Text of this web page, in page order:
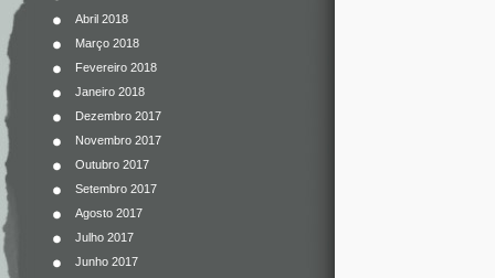
Abril 2018
Março 2018
Fevereiro 2018
Janeiro 2018
Dezembro 2017
Novembro 2017
Outubro 2017
Setembro 2017
Agosto 2017
Julho 2017
Junho 2017